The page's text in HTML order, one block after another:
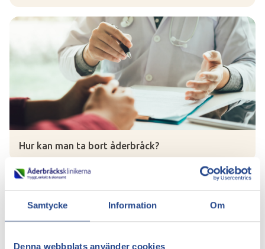
Samtycke Information Om
Denna webbplats använder cookies
Hur kan man ta bort åderbråck?